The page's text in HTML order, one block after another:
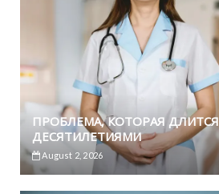
ПРОБЛЕМА, КОТОРАЯ ДЛИТСЯ
ДЕСЯТИЛЕТИЯМИ
August 2, 2026